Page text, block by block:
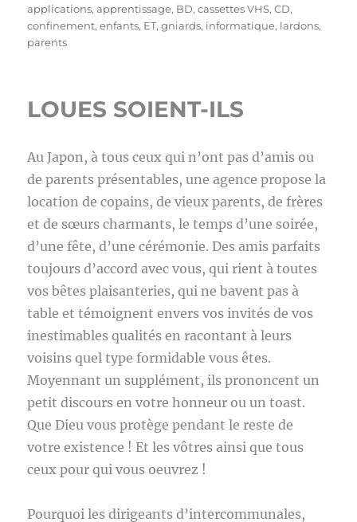
le
applications,apprentissage, BD,cassettes VHS,CD,
confinement,enfants, ET,gniards, informatique, lardons,
parents
LOUES SOIENT-ILS
Au Japon, à tous ceux qui n’ont pas d’amis ou
de parents présentables, une agence propose la
location de copains, de vieux parents, de frères
et de sœurs charmants, le temps d’une soirée,
d’une fête, d’une cérémonie. Des amis parfaits
toujours d’accord avec vous, qui rient à toutes
vos bêtes plaisanteries, qui ne bavent pas à
table et témoignent envers vos invités de vos
inestimables qualités en racontant à leurs
voisins quel type formidable vous êtes.
Moyennant un supplément, ils prononcent un
petit discours en votre honneur ou un toast.
Que Dieu vous protège pendant le reste de
votre existence ! Et les vôtres ainsi que tous
ceux pour qui vous oeuvrez !
Pourquoi les dirigeants d’intercommunales,